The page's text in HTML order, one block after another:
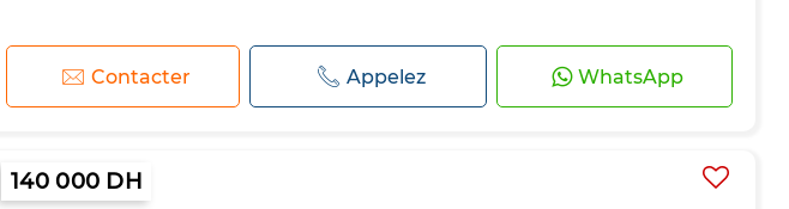
Contacter Appelez WhatsApp
140 000 DH